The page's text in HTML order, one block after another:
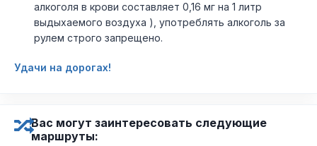
алкоголя в крови составляет 0,16 мг на 1 литр
выдыхаемого воздуха ), употреблять алкоголь за
рулем строго запрещено.
Удачи на дорогах!
Вас могут заинтересовать следующие
маршруты: